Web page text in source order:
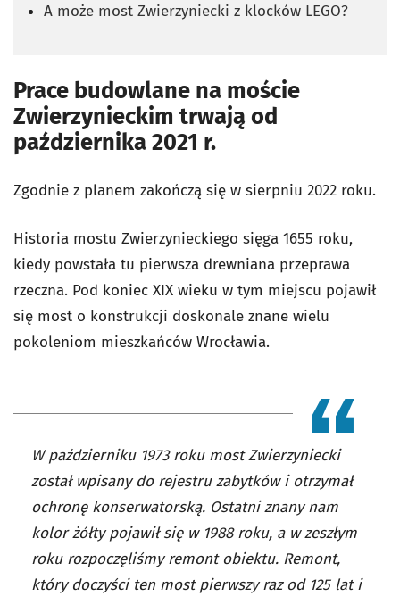
A może most Zwierzyniecki z klocków LEGO?
Prace budowlane na moście
Zwierzynieckim trwają od
października 2021 r.
Zgodnie z planem zakończą się w sierpniu 2022 roku.
Historia mostu Zwierzynieckiego sięga 1655 roku,
kiedy powstała tu pierwsza drewniana przeprawa
rzeczna. Pod koniec XIX wieku w tym miejscu pojawił
się most o konstrukcji doskonale znane wielu
pokoleniom mieszkańców Wrocławia.
W październiku 1973 roku most Zwierzyniecki
został wpisany do rejestru zabytków i otrzymał
ochronę konserwatorską. Ostatni znany nam
kolor żółty pojawił się w 1988 roku, a w zeszłym
roku rozpoczęliśmy remont obiektu. Remont,
który doczyści ten most pierwszy raz od 125 lat i